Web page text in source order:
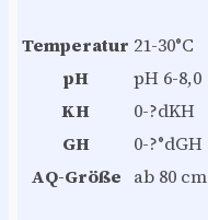
Temperatur 21-30°C
pH
pH 6-8,0
KH
0-?dKH
GH
0-?°dGH
AQ-Größe ab 80 cm